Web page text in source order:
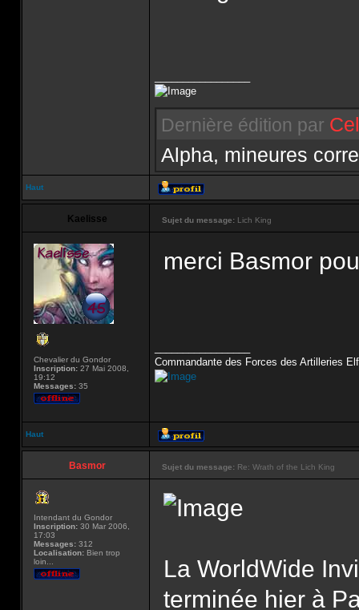
Dernière édition par
Alpha, mineures
Haut
Kaelisse Sujet du message: Lich King
Chevalier du Gondor
Inscription: 27 Mai 2008,
19:12
Messages: 35
merci Basmor
Commandante des Forces des Artilleries
Haut
Basmor Sujet du message: Re: Wrath of the Lich King
Intendant du Gondor
Inscription: 30 Mar 2006,
17:03
Messages: 312
Localisation: Bien trop
loin...
La WorldWide
terminée hier à